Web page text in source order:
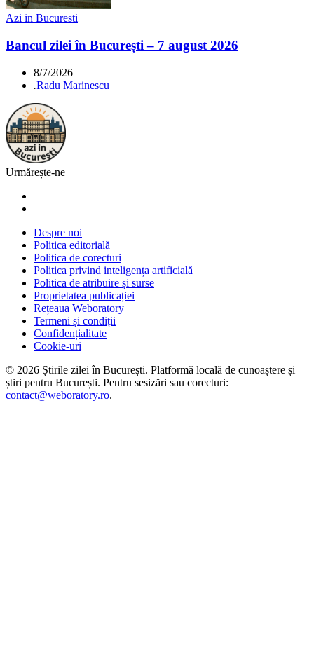
Azi in Bucuresti
Bancul zilei în București – 7 august 2026
8/7/2026
.Radu Marinescu
Urmărește-ne
Despre noi
Politica editorială
Politica de corecturi
Politica privind inteligența artificială
Politica de atribuire și surse
Proprietatea publicației
Rețeaua Weboratory
Termeni și condiții
Confidențialitate
Cookie-uri
© 2026 Știrile zilei în București. Platformă locală de cunoaștere și
știri pentru București. Pentru sesizări sau corecturi:
contact@weboratory.ro.